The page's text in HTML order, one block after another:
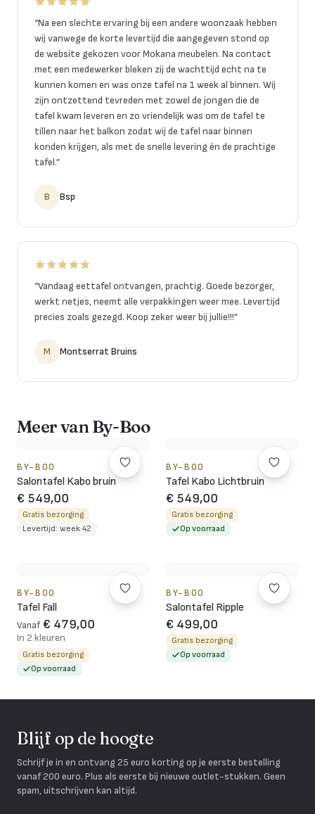
“Na een slechte ervaring bij een andere woonzaak hebben
wij vanwege de korte levertijd die aangegeven stond op
de website gekozen voor Mokana meubelen. Na contact
met een medewerker bleken zij de wachttijd echt na te
kunnen komen en was onze tafel na 1 week al binnen. Wij
zijn ontzettend tevreden met zowel de jongen die de
tafel kwam leveren en zo vriendelijk was om de tafel te
tillen naar het balkon zodat wij de tafel naar binnen
konden krijgen, als met de snelle levering én de prachtige
tafel.”
B Bsp
“Vandaag eettafel ontvangen, prachtig. Goede bezorger,
werkt netjes, neemt alle verpakkingen weer mee. Levertijd
precies zoals gezegd. Koop zeker weer bij jullie!!!”
M Montserrat Bruins
Meer van By-Boo
BY-BOO
Salontafel Kabo bruin
€ 549,00
Gratis bezorging
Levertijd: week 42
BY-BOO
Tafel Kabo Lichtbruin
€ 549,00
Gratis bezorging
Op voorraad
BY-BOO
Tafel Fall
Vanaf € 479,00
In 2 kleuren
Gratis bezorging
Op voorraad
BY-BOO
Salontafel Ripple
€ 499,00
Gratis bezorging
Op voorraad
Blijf op de hoogte
Schrijf je in en ontvang 25 euro korting op je eerste bestelling
vanaf 200 euro. Plus als eerste bij nieuwe outlet-stukken. Geen
spam, uitschrijven kan altijd.